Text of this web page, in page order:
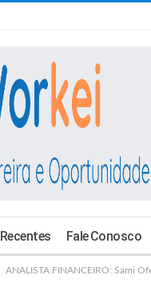
Recentes Fale Conosco
ANALISTA FINANCEIRO: Sami